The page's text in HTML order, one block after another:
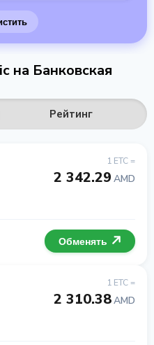
на Банковская
Рейтинг
1 ETC =
2 342.29 AMD
Обменять
1 ETC =
2 310.38AMD